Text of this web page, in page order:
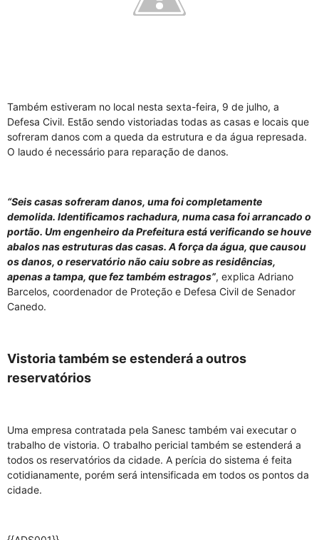
Também estiveram no local nesta sexta-feira, 9 de julho, a
Defesa Civil. Estão sendo vistoriadas todas as casas e locais que
sofreram danos com a queda da estrutura e da água represada.
O laudo é necessário para reparação de danos.
“Seis casas sofreram danos, uma foi completamente
demolida. Identificamos rachadura, numa casa foi arrancado o
portão. Um engenheiro da Prefeitura está verificando se houve
abalos nas estruturas das casas. A força da água, que causou
os danos, o reservatório não caiu sobre as residências,
apenas a tampa, que fez também estragos”, explica Adriano
Barcelos, coordenador de Proteção e Defesa Civil de Senador
Canedo.
Vistoria também se estenderá a outros
reservatórios
Uma empresa contratada pela Sanesc também vai executar o
trabalho de vistoria. O trabalho pericial também se estenderá a
todos os reservatórios da cidade. A perícia do sistema é feita
cotidianamente, porém será intensificada em todos os pontos da
cidade.